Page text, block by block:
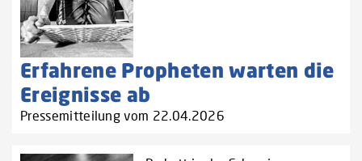
Erfahrene Propheten warten die
Ereignisse ab
Pressemitteilung vom 22.04.2026